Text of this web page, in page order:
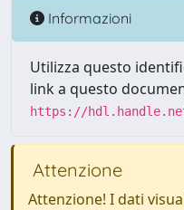
Informazioni
Utilizza questo
link a questo
https://
Attenzione
Attenzione! I dati